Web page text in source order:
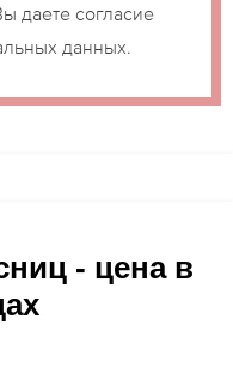
даете согласие
данных.
- цена в